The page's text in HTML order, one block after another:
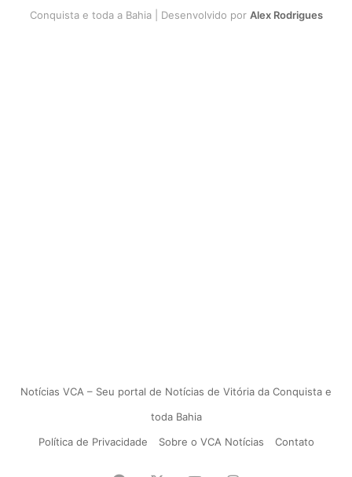
Conquista e toda a Bahia | Desenvolvido por Alex Rodrigues
Notícias VCA – Seu portal de Notícias de Vitória da Conquista e
toda Bahia
Política de Privacidade
Sobre o VCA Notícias Contato